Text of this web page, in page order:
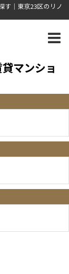
す｜東京23区のリノ
マンショ